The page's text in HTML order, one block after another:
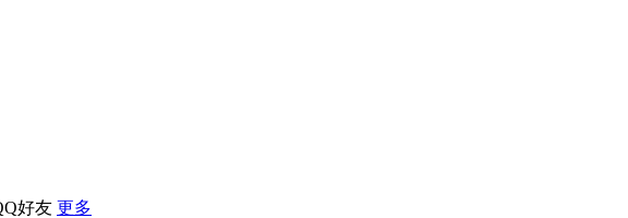
好友 更多